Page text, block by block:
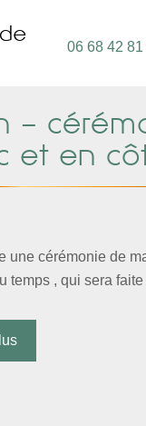
06 68 42 81
–
et en
une cérémonie de
temps , qui sera